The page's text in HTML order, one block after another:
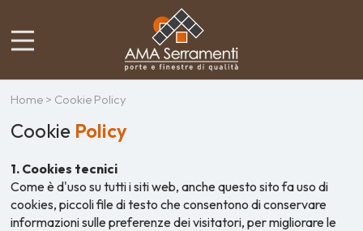
Home > Cookie Policy
Cookie Policy
1. Cookies tecnici
Come è d'uso su tutti i siti web, anche questo sito fa uso di
cookies, piccoli file di testo che consentono di conservare
informazioni sulle preferenze dei visitatori, per migliorare le